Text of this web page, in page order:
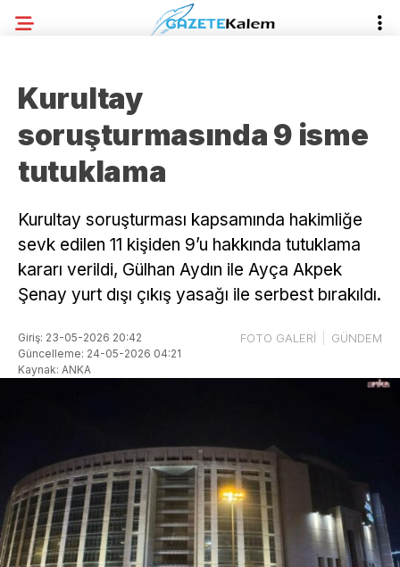
Kurultay
soruşturmasında 9 isme
tutuklama
Kurultay soruşturması kapsamında hakimliğe
sevk edilen 11 kişiden 9’u hakkında tutuklama
kararı verildi, Gülhan Aydın ile Ayça Akpek
Şenay yurt dışı çıkış yasağı ile serbest bırakıldı.
Giriş: 23-05-2026 20:42
Güncelleme: 24-05-2026 04:21
Kaynak: ANKA
FOTO GALERİ GÜNDEM